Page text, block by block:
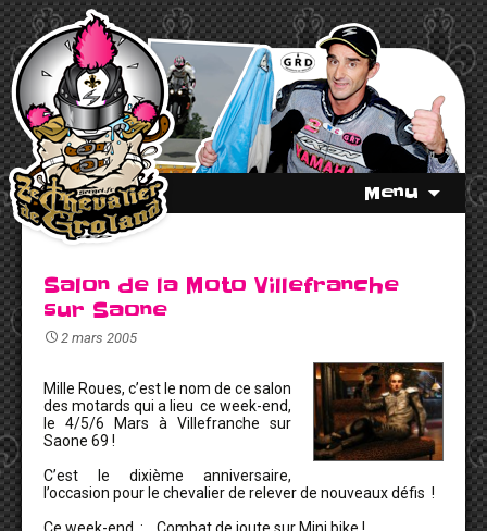
Menu
Salon de la Moto Villefranche
sur Saone
2 mars 2005
Mille Roues, c’est le nom de ce salon
des motards qui a lieu ce week-end,
le 4/5/6 Mars à Villefranche sur
Saone 69 !
C’est le dixième anniversaire,
l’occasion pour le chevalier de relever de nouveaux défis !